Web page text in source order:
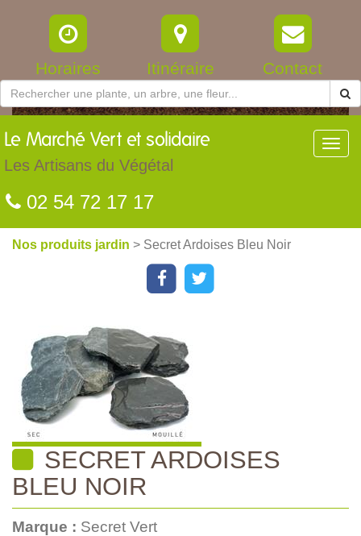
Horaires Itinéraire Contact
Le Marché Vert et solidaire
Les Artisans du Végétal
02 54 72 17 17
Nos produits jardin > Secret Ardoises Bleu Noir
SECRET ARDOISES
BLEU NOIR
Marque : Secret Vert